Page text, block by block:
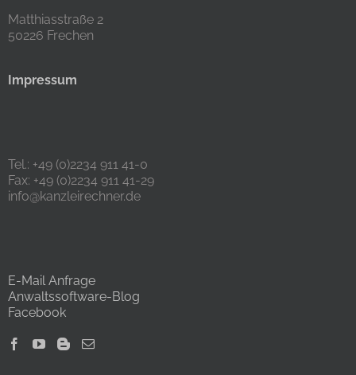
Matthiasstraße 2
50226 Frechen
Impressum
Tel.: +49 (0)2234 911 41-0
Fax: +49 (0)2234 911 41-29
info@kanzleirechner.de
E-Mail Anfrage
Anwaltssoftware-Blog
Facebook